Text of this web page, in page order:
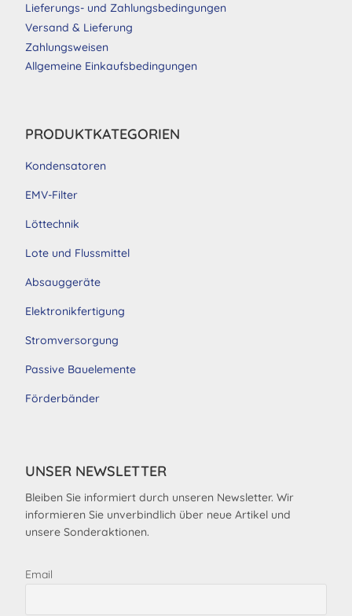
Lieferungs- und Zahlungsbedingungen
Versand & Lieferung
Zahlungsweisen
Allgemeine Einkaufsbedingungen
PRODUKTKATEGORIEN
Kondensatoren
EMV-Filter
Löttechnik
Lote und Flussmittel
Absauggeräte
Elektronikfertigung
Stromversorgung
Passive Bauelemente
Förderbänder
UNSER NEWSLETTER
Bleiben Sie informiert durch unseren Newsletter. Wir
informieren Sie unverbindlich über neue Artikel und
unsere Sonderaktionen.
Email